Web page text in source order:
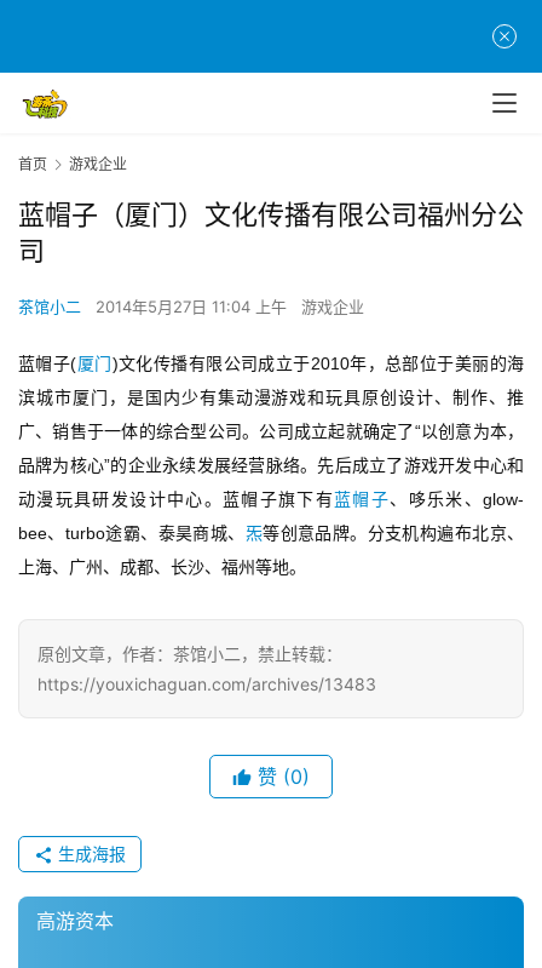
首
页
茶
原
戏
业
界
手
机
游
单
机
闲
游
戏
首页 游戏企业
蓝帽子（厦门）文化传播有限公司福州分公
司
茶馆小二 2014年5月27日 11:04 上午 游戏企业
蓝帽子(厦门)文化传播有限公司成立于2010年，总部位于美丽的海
滨城市厦门，是国内少有集动漫游戏和玩具原创设计、制作、推
广、销售于一体的综合型公司。公司成立起就确定了“以创意为本，
品牌为核心”的企业永续发展经营脉络。先后成立了游戏开发中心和
动漫玩具研发设计中心。蓝帽子旗下有蓝帽子、哆乐米、glow-
bee、turbo途霸、泰昊商城、 炁等创意品牌。分支机构遍布北京、
上海、广州、成都、长沙、福州等地。
原创文章，作者：茶馆小二，禁止转载：
https://youxichaguan.com/archives/13483
赞 (0)
生成海报
高游资本